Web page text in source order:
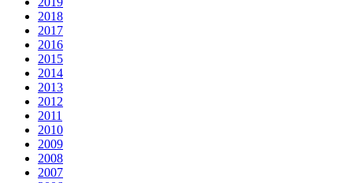
2018
2017
2016
2015
2014
2013
2012
2011
2010
2009
2008
2007